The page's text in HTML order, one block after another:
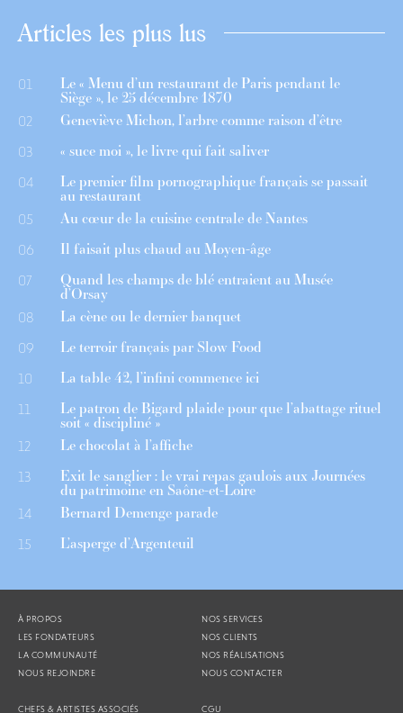
Articles les plus lus
01 Le « Menu d’un restaurant de Paris pendant le
Siège », le 25 décembre 1870
02 Geneviève Michon, l’arbre comme raison d’être
03 « suce moi », le livre qui fait saliver
04 Le premier film pornographique français se passait
au restaurant
05 Au cœur de la cuisine centrale de Nantes
06 Il faisait plus chaud au Moyen-âge
07 Quand les champs de blé entraient au Musée
d’Orsay
08 La cène ou le dernier banquet
09 Le terroir français par Slow Food
10 La table 42, l’infini commence ici
11 Le patron de Bigard plaide pour que l’abattage rituel
soit « discipliné »
12 Le chocolat à l’affiche
13 Exit le sanglier : le vrai repas gaulois aux Journées
du patrimoine en Saône-et-Loire
14 Bernard Demenge parade
15 L’asperge d’Argenteuil
À PROPOS
LES FONDATEURS
LA COMMUNAUTÉ
NOUS REJOINDRE
NOS SERVICES
NOS CLIENTS
NOS RÉALISATIONS
NOUS CONTACTER
CHEFS & ARTISTES ASSOCIÉS CGU